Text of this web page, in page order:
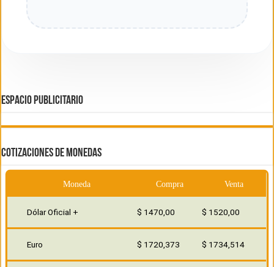
ESPACIO PUBLICITARIO
COTIZACIONES DE MONEDAS
Moneda Compra Venta
Dólar Oficial + $ 1470,00 $ 1520,00
Euro $ 1720,373 $ 1734,514